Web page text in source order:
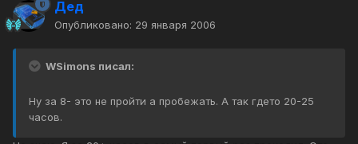
Дед
Опубликовано: 29 января 2006
WSimons писал:
Ну за 8- это не пройти а пробежать. А так гдето 20-25
часов.